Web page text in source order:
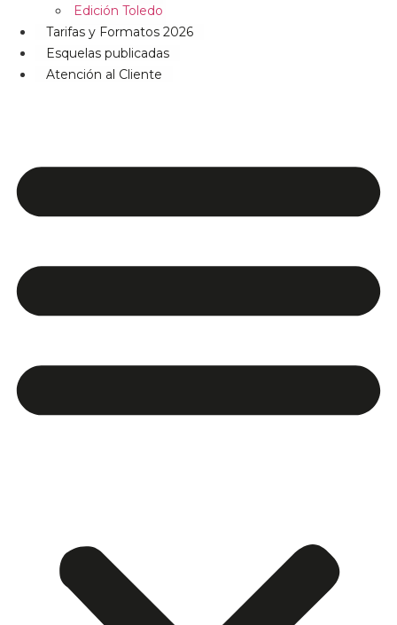
Edición Toledo
Tarifas y Formatos 2026
Esquelas publicadas
Atención al Cliente